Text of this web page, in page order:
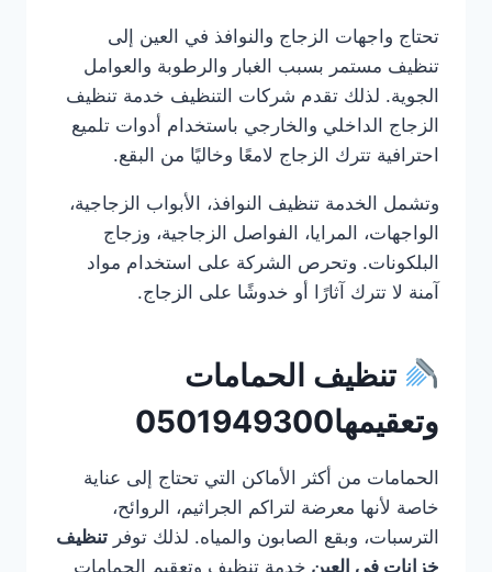
تحتاج واجهات الزجاج والنوافذ في العين إلى
تنظيف مستمر بسبب الغبار والرطوبة والعوامل
الجوية. لذلك تقدم شركات التنظيف خدمة تنظيف
الزجاج الداخلي والخارجي باستخدام أدوات تلميع
احترافية تترك الزجاج لامعًا وخاليًا من البقع.
وتشمل الخدمة تنظيف النوافذ، الأبواب الزجاجية،
الواجهات، المرايا، الفواصل الزجاجية، وزجاج
البلكونات. وتحرص الشركة على استخدام مواد
آمنة لا تترك آثارًا أو خدوشًا على الزجاج.
تنظيف الحمامات
وتعقيمها0501949300
الحمامات من أكثر الأماكن التي تحتاج إلى عناية
خاصة لأنها معرضة لتراكم الجراثيم، الروائح،
الترسبات، وبقع الصابون والمياه. لذلك توفر تنظيف
خزانات في العين خدمة تنظيف وتعقيم الحمامات